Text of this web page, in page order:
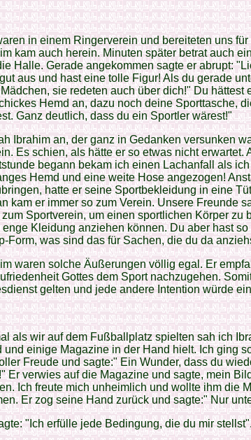
in einem Ringerverein und bereiteten uns für
kam auch herein. Minuten später betrat auch
Halle. Gerade angekommen sagte er abrupt:
aus und hast eine tolle Figur! Als du gerade
sie redeten auch über dich!" Du hättest
Hemd an, dazu noch deine Sporttasche,
Ganz deutlich, dass du ein Sportler wärest!"
Ibrahim an, der ganz in Gedanken versunken
Es schien, als hätte er so etwas nicht erwartet.
begann bekam ich einen Lachanfall als
Hemd und eine weite Hose angezogen!
hatte er seine Sportbekleidung in eine
kam er immer so zum Verein. Unsere Freunde
zum Sportverein, um einen sportlichen Körper zu
enge Kleidung anziehen können. Du aber hast
Form, was sind das für Sachen, die du da
waren solche Äußerungen völlig egal. Er
Gottes dem Sport nachzugehen.
gelten und jede andere Intention würde
als wir auf dem Fußballplatz spielten sah ich
und einige Magazine in der Hand hielt. Ich ging
Freude und sagte:" Ein Wunder, dass du
Er verwies auf die Magazine und sagte, mein
Ich freute mich unheimlich und wollte ihm die
Er zog seine Hand zurück und sagte:" Nur
"Ich erfülle jede Bedingung, die du mir stellst".